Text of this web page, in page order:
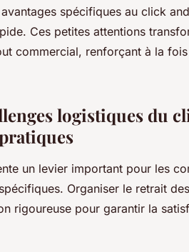
spécifiques au click
Ces petites attentions
commercial, renforçant à la
logistiques du
un levier important pour les
Organiser le retrait
rigoureuse pour garantir la